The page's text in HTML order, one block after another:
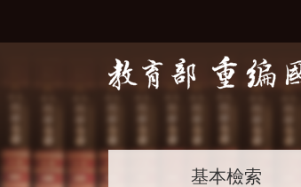
基本檢索